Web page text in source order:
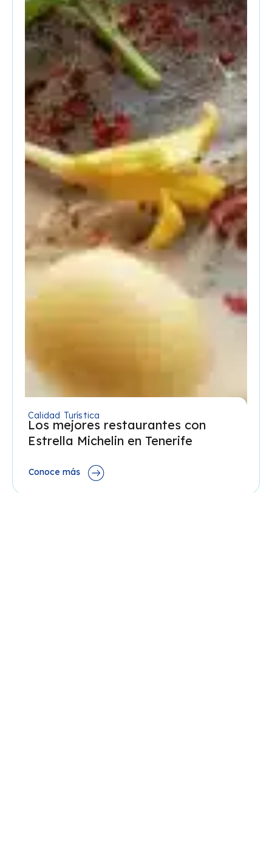
Calidad Turística
Los mejores restaurantes con
Estrella Michelin en Tenerife
Conoce más